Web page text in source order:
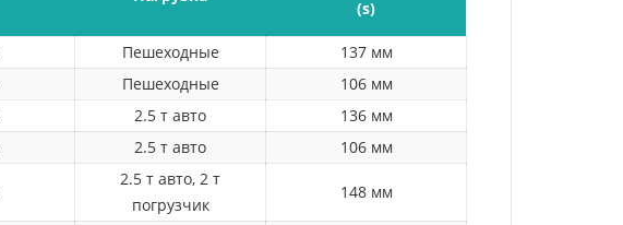
(s)
Пешеходные
137 мм
Пешеходные
106 мм
2.5 т авто
136 мм
2.5 т авто 106 мм
2.5 т авто, 2 т
погрузчик
148 мм